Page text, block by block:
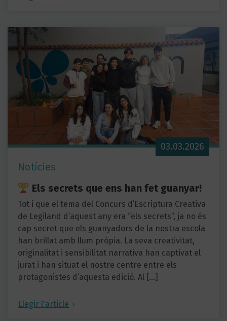
Notícies
03.03.2026
Els secrets que ens han fet guanyar!
Tot i que el tema del Concurs d’Escriptura Creativa
de Legiland d’aquest any era “els secrets”, ja no és
cap secret que els guanyadors de la nostra escola
han brillat amb llum pròpia. La seva creativitat,
originalitat i sensibilitat narrativa han captivat el
jurat i han situat el nostre centre entre els
protagonistes d’aquesta edició. Al […]
Llegir l'article